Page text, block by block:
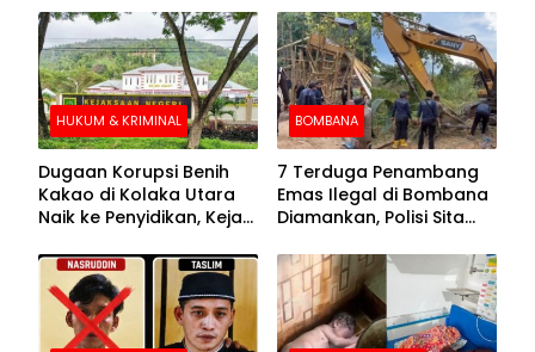
HUKUM & KRIMINAL
Dugaan Korupsi Benih
Kakao di Kolaka Utara
Naik ke Penyidikan, Kejari
BOMBANA
7 Terduga Penambang
Emas Ilegal di Bombana
Diamankan, Polisi Sita
Crusher